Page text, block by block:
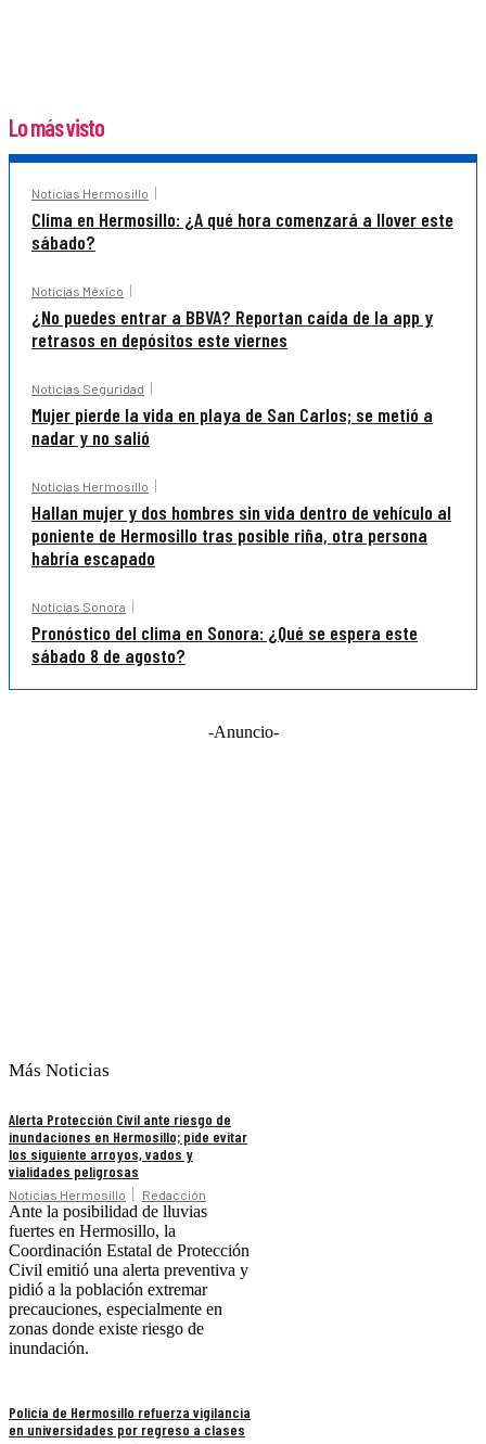
Lo más visto
Noticias Hermosillo
Clima en Hermosillo: ¿A qué hora comenzará a llover este
sábado?
Noticias México
¿No puedes entrar a BBVA? Reportan caída de la app y
retrasos en depósitos este viernes
Noticias Seguridad
Mujer pierde la vida en playa de San Carlos; se metió a
nadar y no salió
Noticias Hermosillo
Hallan mujer y dos hombres sin vida dentro de vehículo al
poniente de Hermosillo tras posible riña, otra persona
habría escapado
Noticias Sonora
Pronóstico del clima en Sonora: ¿Qué se espera este
sábado 8 de agosto?
-Anuncio-
Más Noticias
Alerta Protección Civil ante riesgo de
inundaciones en Hermosillo; pide evitar
los siguiente arroyos, vados y
vialidades peligrosas
Noticias Hermosillo Redacción
Ante la posibilidad de lluvias
fuertes en Hermosillo, la
Coordinación Estatal de Protección
Civil emitió una alerta preventiva y
pidió a la población extremar
precauciones, especialmente en
zonas donde existe riesgo de
inundación.
Policía de Hermosillo refuerza vigilancia
en universidades por regreso a clases